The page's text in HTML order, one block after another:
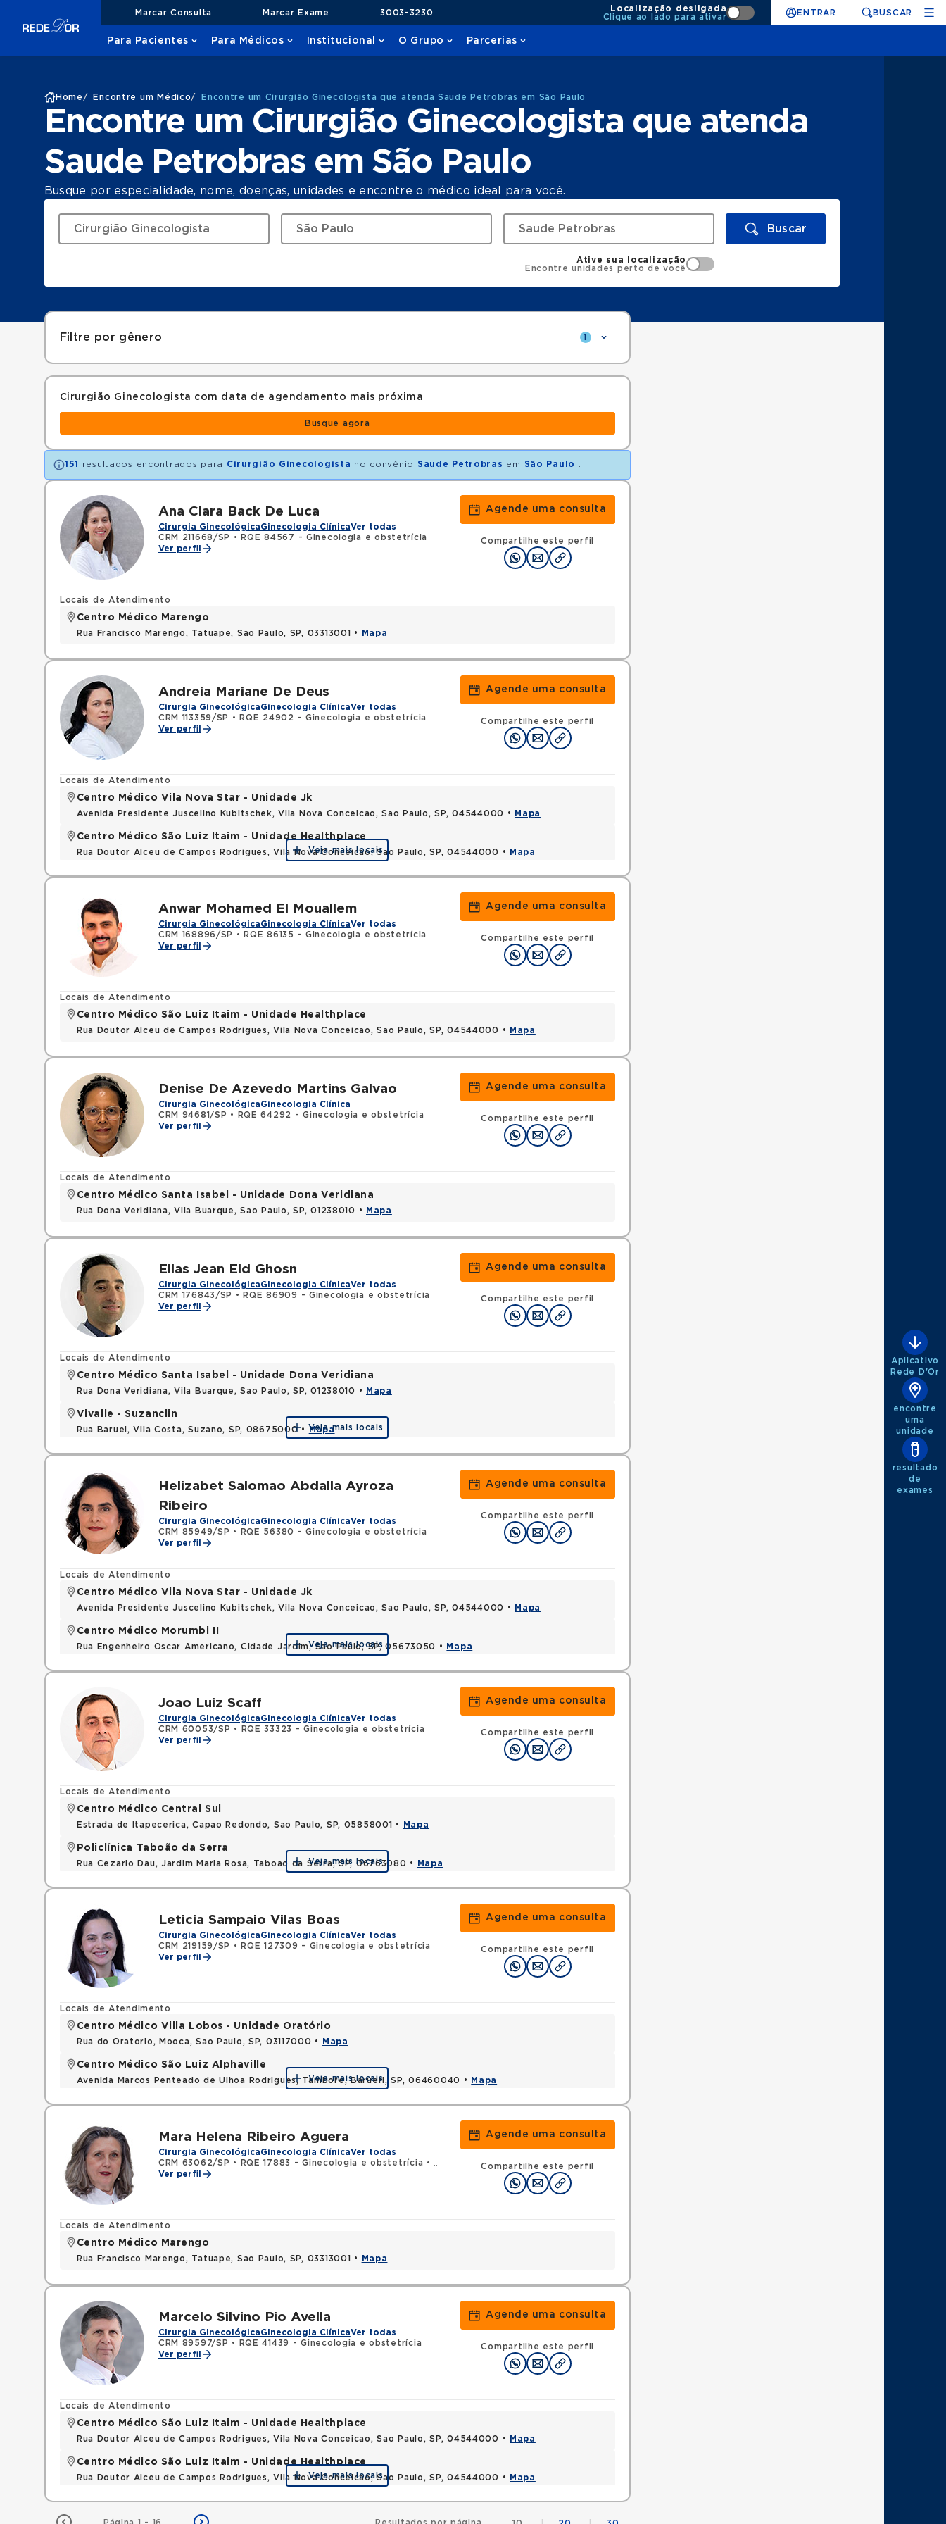
Marcar Consulta Marcar Exame 3003-3230
Localização desligada
Clique ao lado para ativar
ENTRAR BUSCAR
Para Pacientes Para Médicos Institucional O Grupo Parcerias
Home / Encontre um Médico/ Encontre um Cirurgião Ginecologista que atenda Saude Petrobras em São Paulo
Encontre um Cirurgião Ginecologista que atenda
Saude Petrobras em São Paulo
Busque por especialidade, nome, doenças, unidades e encontre o médico ideal para você.
Buscar
Ative sua localização
Encontre unidades perto de você
Filtre por gênero 1
Cirurgião Ginecologista com data de agendamento mais próxima
Busque agora
151 resultados encontrados para Cirurgião Ginecologista no convênio Saude Petrobras em São Paulo
Ana Clara Back De Luca
Cirurgia GinecológicaGinecologia ClínicaVer todas
CRM 211668/SP
•
RQE 84567 - Ginecologia e obstetrícia
Ver perfil
Agende uma consulta
Compartilhe este perfil
Locais de Atendimento
Centro Médico Marengo
Rua Francisco Marengo, Tatuape, Sao Paulo, SP, 03313001 • Mapa
Andreia Mariane De Deus
Cirurgia GinecológicaGinecologia ClínicaVer todas
CRM 113359/SP
•
RQE 24902 - Ginecologia e obstetrícia
Ver perfil
Agende uma consulta
Compartilhe este perfil
Locais de Atendimento
Centro Médico Vila Nova Star - Unidade Jk
Avenida Presidente Juscelino Kubitschek, Vila Nova Conceicao, Sao Paulo, SP, 04544000 • Mapa
Centro Médico São Luiz Itaim - Unidade Healthplace
Rua Doutor Alceu de Campos Rodrigues, Vila Nova Conceicao, Sao Paulo, SP, 04544000 • Mapa
Veja mais locais
Anwar Mohamed El Mouallem
Cirurgia GinecológicaGinecologia ClínicaVer todas
CRM 168896/SP
•
RQE 86135 - Ginecologia e obstetrícia
Ver perfil
Agende uma consulta
Compartilhe este perfil
Locais de Atendimento
Centro Médico São Luiz Itaim - Unidade Healthplace
Rua Doutor Alceu de Campos Rodrigues, Vila Nova Conceicao, Sao Paulo, SP, 04544000 • Mapa
Denise De Azevedo Martins Galvao
Cirurgia GinecológicaGinecologia Clínica
CRM 94681/SP •
RQE 64292 - Ginecologia e obstetrícia
Ver perfil
Agende uma consulta
Compartilhe este perfil
Locais de Atendimento
Centro Médico Santa Isabel - Unidade Dona Veridiana
Rua Dona Veridiana, Vila Buarque, Sao Paulo, SP, 01238010 • Mapa
Elias Jean Eid Ghosn
Cirurgia GinecológicaGinecologia ClínicaVer todas
CRM 176843/SP
•
RQE 86909 - Ginecologia e obstetrícia
Ver perfil
Agende uma consulta
Compartilhe este perfil
Locais de Atendimento
Centro Médico Santa Isabel - Unidade Dona Veridiana
Rua Dona Veridiana, Vila Buarque, Sao Paulo, SP, 01238010 • Mapa
Vivalle - Suzanclin
Rua Baruel, Vila Costa, Suzano, SP, 08675000 • Mapa
Veja mais locais
Helizabet Salomao Abdalla Ayroza
Ribeiro
Cirurgia GinecológicaGinecologia ClínicaVer todas
CRM 85949/SP •
RQE 56380 - Ginecologia e obstetrícia
Ver perfil
Agende uma consulta
Compartilhe este perfil
Locais de Atendimento
Centro Médico Vila Nova Star - Unidade Jk
Avenida Presidente Juscelino Kubitschek, Vila Nova Conceicao, Sao Paulo, SP, 04544000 • Mapa
Centro Médico Morumbi II
Rua Engenheiro Oscar Americano, Cidade Jardim, Sao Paulo, SP, 05673050 • Mapa
Veja mais locais
Joao Luiz Scaff
Cirurgia GinecológicaGinecologia ClínicaVer todas
CRM 60053/SP •
RQE 33323 - Ginecologia e obstetrícia
Ver perfil
Agende uma consulta
Compartilhe este perfil
Locais de Atendimento
Centro Médico Central Sul
Estrada de Itapecerica, Capao Redondo, Sao Paulo, SP, 05858001 • Mapa
Policlínica Taboão da Serra
Rua Cezario Dau, Jardim Maria Rosa, Taboao da Serra, SP, 06763080 • Mapa
Veja mais locais
Leticia Sampaio Vilas Boas
Cirurgia GinecológicaGinecologia ClínicaVer todas
CRM 219159/SP
•
RQE 127309 - Ginecologia e obstetrícia
Ver perfil
Agende uma consulta
Compartilhe este perfil
Locais de Atendimento
Centro Médico Villa Lobos - Unidade Oratório
Rua do Oratorio, Mooca, Sao Paulo, SP, 03117000 • Mapa
Centro Médico São Luiz Alphaville
Avenida Marcos Penteado de Ulhoa Rodrigues, Tambore, Barueri, SP, 06460040 • Mapa
Veja mais locais
Mara Helena Ribeiro Aguera
Cirurgia GinecológicaGinecologia ClínicaVer todas
CRM 63062/SP • RQE 17883 - Ginecologia e obstetrícia •
RQE 17884 - Obstetrícia
Ver perfil
Agende uma consulta
Compartilhe este perfil
Locais de Atendimento
Centro Médico Marengo
Rua Francisco Marengo, Tatuape, Sao Paulo, SP, 03313001 • Mapa
Marcelo Silvino Pio Avella
Cirurgia GinecológicaGinecologia ClínicaVer todas
CRM 89597/SP •
RQE 41439 - Ginecologia e obstetrícia
Ver perfil
Agende uma consulta
Compartilhe este perfil
Locais de Atendimento
Centro Médico São Luiz Itaim - Unidade Healthplace
Rua Doutor Alceu de Campos Rodrigues, Vila Nova Conceicao, Sao Paulo, SP, 04544000 • Mapa
Centro Médico São Luiz Itaim - Unidade Healthplace
Rua Doutor Alceu de Campos Rodrigues, Vila Nova Conceicao, Sao Paulo, SP, 04544000 • Mapa
Veja mais locais
Aplicativo
Rede D'Or
encontre
uma
unidade
resultado
de
exames